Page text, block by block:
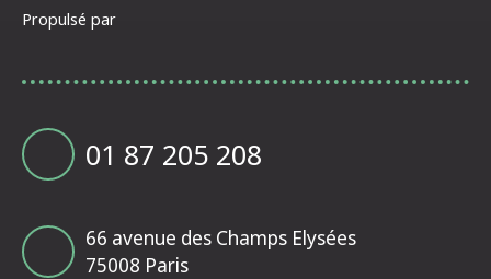
Propulsé par
01 87 205 208
66 avenue des Champs Elysées
75008 Paris